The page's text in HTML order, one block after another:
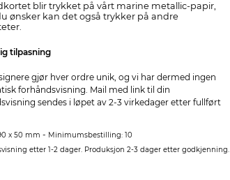
blir trykket på vårt marine metallic-papir,
ønsker kan det også trykker på andre
tilpasning
gjør hver ordre unik, og vi har dermed ingen
forhåndsvisning. Mail med link til din
sendes i løpet av 2-3 virkedager etter fullført
x 50 mm - Minimumsbestilling: 10
etter 1-2 dager. Produksjon 2-3 dager etter godkjenning.